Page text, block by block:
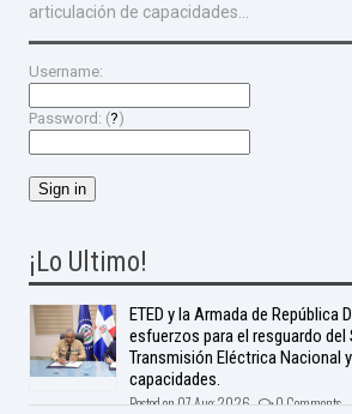
articulación de capacidades...
Username:
Password: (?)
¡Lo Ultimo!
ETED y la Armada de República
esfuerzos para el resguardo del
Transmisión Eléctrica Nacional
capacidades.
Posted on 07 Aug 2026 - 0 Comments